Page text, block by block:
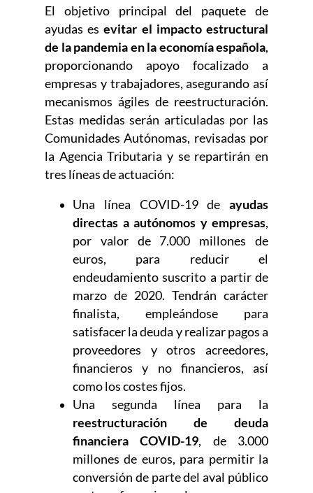
El objetivo principal del paquete de
ayudas esevitar el impacto estructural
de la pandemia en la economía española,
proporcionando apoyo focalizado a
empresas y trabajadores, asegurando así
mecanismos ágiles de reestructuración.
Estas medidas serán articuladas por las
Comunidades Autónomas, revisadas por
la Agencia Tributaria y se repartirán en
tres líneas de actuación:
Una línea COVID-19 de ayudas
directas a autónomos y empresas,
por valor de 7.000 millones de
euros, para reducir el
endeudamiento suscrito a partir de
marzo de 2020. Tendrán carácter
finalista, empleándose para
satisfacer la deuda y realizar pagos a
proveedores y otros acreedores,
financieros y no financieros, así
como los costes fijos.
Una segunda línea para la
reestructuración de deuda
financiera COVID-19, de 3.000
millones de euros, para permitir la
conversión de parte del aval público